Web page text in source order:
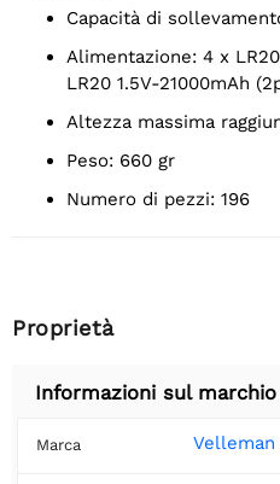
capacità di
alimentazione: 4 x LR20C: batterie ALKALINE D /
LR20 1.5V-21000mAh
altezza massima
peso: 660 gr
numero di pezzi: 196
Proprietà
Informazioni sul marchio
Marca Velleman